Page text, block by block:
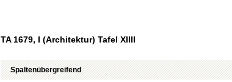
TA 1679, I (Architektur) Tafel XIIII
Spaltenübergreifend